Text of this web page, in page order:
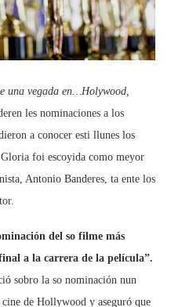
una vegada en…Holywood,
les nominaciones a los
a conocer esti llunes los
foi escoyida como meyor
Antonio Banderes, ta ente los
del so filme más
a la carrera de la película”.
sobro la so nominación nun
de Hollywood y aseguró que